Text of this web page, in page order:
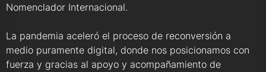
Nomenclador Internacional.
La pandemia aceleró el proceso de reconversión a
medio puramente digital, donde nos posicionamos con
fuerza y gracias al apoyo y acompañamiento de